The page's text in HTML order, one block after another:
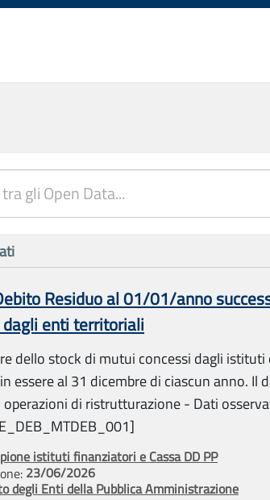
Residuo al 01/01/anno
enti territoriali
dello stock di mutui concessi dagli istituti
essere al 31 dicembre di ciascun anno. Il
operazioni di ristrutturazione - Dati
istituti finanziatori e Cassa DD PP
23/06/2026
degli Enti della Pubblica Amministrazione